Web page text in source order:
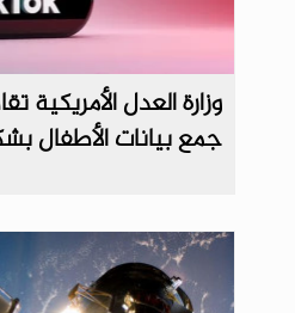
وزارة العدل
جمع بيانات الأطفال